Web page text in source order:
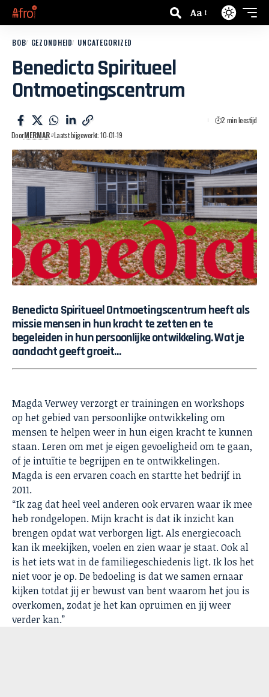
Aa
BOB GEZONDHEID UNCATEGORIZED
Benedicta Spiritueel
Ontmoetingscentrum
DoorMERMAR Laatst bijgewerkt: 10-01-19
2 min leestijd
Benedicta Spiritueel Ontmoetingscentrum heeft als
missie mensen in hun kracht te zetten en te
begeleiden in hun persoonlijke ontwikkeling. Wat je
aandacht geeft groeit…
Magda Verwey verzorgt er trainingen en workshops
op het gebied van persoonlijke ontwikkeling om
mensen te helpen weer in hun eigen kracht te kunnen
staan. Leren om met je eigen gevoeligheid om te gaan,
of je intuïtie te begrijpen en te ontwikkelingen.
Magda is een ervaren coach en startte het bedrijf in
2011.
“Ik zag dat heel veel anderen ook ervaren waar ik mee
heb rondgelopen. Mijn kracht is dat ik inzicht kan
brengen opdat wat verborgen ligt. Als energiecoach
kan ik meekijken, voelen en zien waar je staat. Ook al
is het iets wat in de familiegeschiedenis ligt. Ik los het
niet voor je op. De bedoeling is dat we samen ernaar
kijken totdat jij er bewust van bent waarom het jou is
overkomen, zodat je het kan opruimen en jij weer
verder kan.”